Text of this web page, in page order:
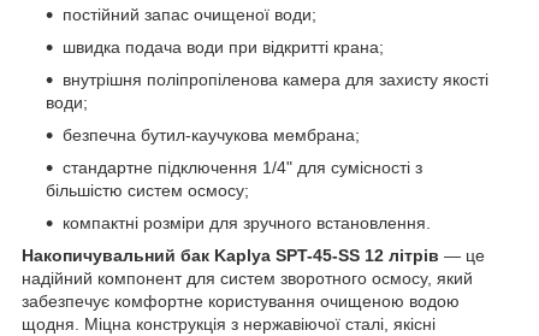
постійний запас очищеної води;
швидка подача води при відкритті крана;
внутрішня поліпропіленова камера для захисту якості
води;
безпечна бутил-каучукова мембрана;
стандартне підключення 1/4" для сумісності з
більшістю систем осмосу;
компактні розміри для зручного встановлення.
Накопичувальний бак Kaplya SPT-45-SS 12 літрів — це
надійний компонент для систем зворотного осмосу, який
забезпечує комфортне користування очищеною водою
щодня. Міцна конструкція з нержавіючої сталі, якісні